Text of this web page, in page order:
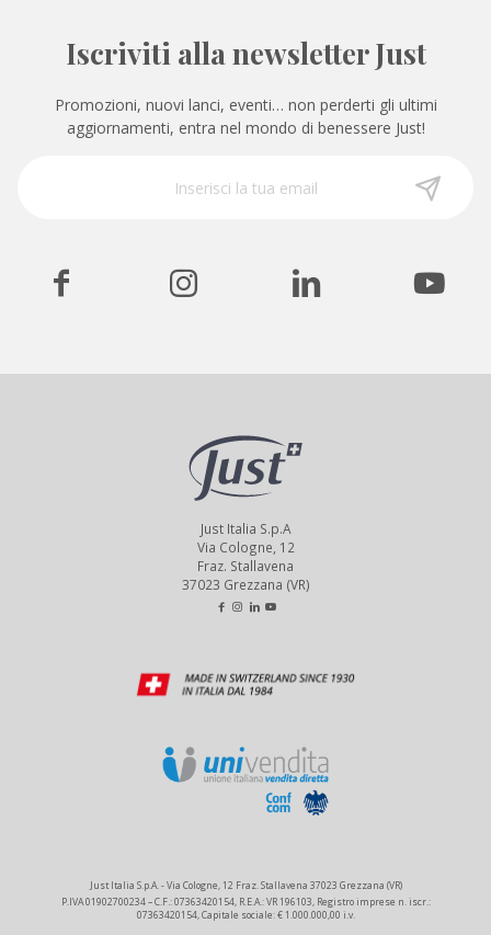
Iscriviti alla newsletter Just
Promozioni, nuovi lanci, eventi… non perderti gli ultimi
aggiornamenti, entra nel mondo di benessere Just!
Just Italia S.p.A
Via Cologne, 12
Fraz. Stallavena
37023 Grezzana (VR)
Just Italia S.p.A. - Via Cologne, 12 Fraz. Stallavena 37023 Grezzana (VR)
P.IVA 01902700234 – C.F.: 07363420154, R.E.A.: VR 196103, Registro imprese n. iscr.:
07363420154, Capitale sociale: € 1.000.000,00 i.v.